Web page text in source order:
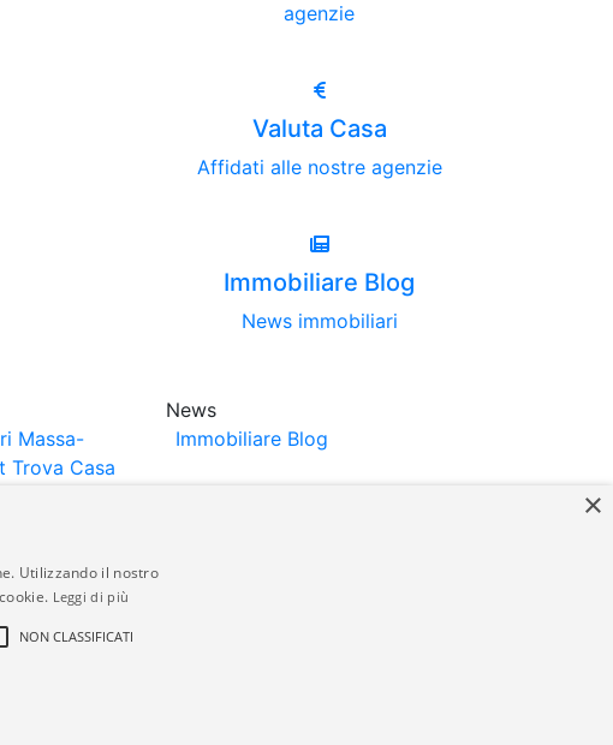
agenzie
Valuta Casa
Affidati alle nostre agenzie
Immobiliare Blog
News immobiliari
Massa-
Trova Casa
News
Immobiliare Blog
e costruttori. La pubblicazione degli annunci
in materia di privacy e/o di alcun altro
×
Utilizzando il nostro
Leggi di più
NON CLASSIFICATI